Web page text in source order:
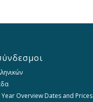
Overview Dates and Prices